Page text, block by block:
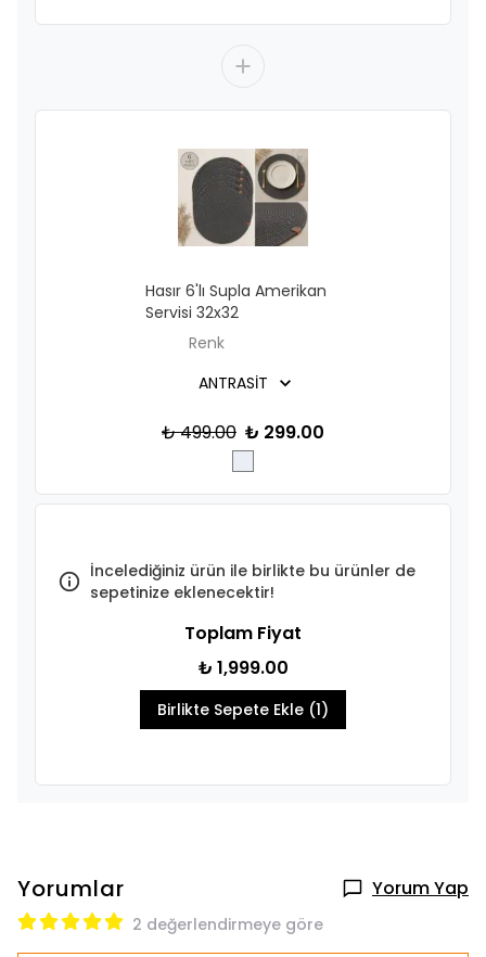
Hasır 6'lı Supla Amerikan
Servisi 32x32
Renk
₺ 499.00 ₺ 299.00
İncelediğiniz ürün ile birlikte bu ürünler de
sepetinize eklenecektir!
Toplam Fiyat
₺ 1,999.00
Birlikte Sepete Ekle (1)
Yorumlar Yorum Yap
2 değerlendirmeye göre